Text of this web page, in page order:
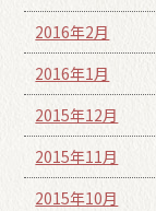
2016年2月
2016年1月
2015年12月
2015年11月
2015年10月